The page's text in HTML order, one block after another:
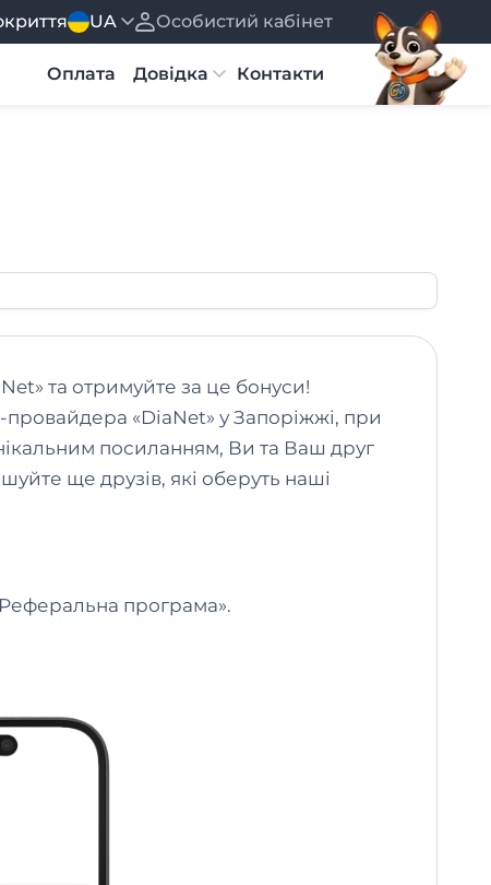
UA
Українська
Русский
Особистий кабінет
Оплата Довідка Контакти
SpeedTestНовиниВакансіїЮридичні документи
та отримуйте за це бонуси!
«DiaNet» у Запоріжжі, при
посиланням, Ви та Ваш друг
ще друзів, які оберуть наші
програма».